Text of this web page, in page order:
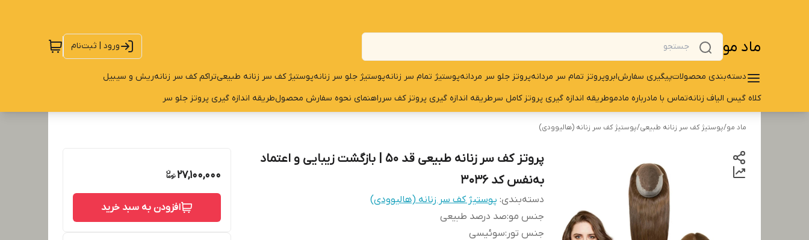
ماد مو ورود | ثبت‌نام
دسته‌بندی محصولاتپیگیری سفارشابروپروتز تمام سر مردانهپروتز جلو سر مردانهپوستیژ تمام سر زنانهپوستیژ جلو سر زنانهپوستیژ کف سر زنانه طبیعیتراکم کف سر زنانهریش و سیبیل
کلاه گیس الیاف زنانهتماس با مادرباره مادموطریقه اندازه گیری پروتز کامل سرطریقه اندازه گیری پروتز کف سرراهنمای نحوه سفارش محصولطریقه اندازه گیری پروتز جلو سر
ماد مو/پوستیژ کف سر زنانه طبیعی/پوستیژ کف سر زنانه (هالیوودی)
پروتز کف سر زنانه طبیعی قد 50 | بازگشت زیبایی و اعتماد
به‌نفس کد 3036
دسته‌بندی: پوستیژ کف سر زنانه (هالیوودی)
جنس مو:صد درصد طبیعی
جنس تور :سوئیسی
27,100,000
افزودن به سبد خرید